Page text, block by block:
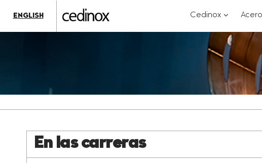
label.access.jump.content???
???
label.access.jump.header???
label.access.jump.footer???
???
ENGLISH Cedinox???
En las carreras